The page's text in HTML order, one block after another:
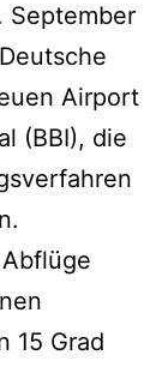
September
Airport
(BBI), die
15 Grad